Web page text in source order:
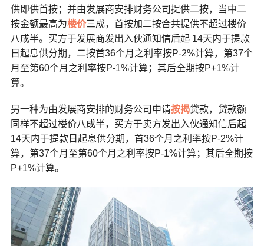
供即供首按；并由发展商安排财务公司提供二按，当中二
按金额最高为楼价三成，首按加二按合共提供不超过楼价
八成半。买方于发展商发出入伙通知信后起 14天内于提款
日起息供分期，二按首36个月之利率按P-2%计算，第37个
月至第60个月之利率按P-1%计算；其后全期按P+1%计
算。
另一种为由发展商安排的财务公司申请按揭贷款，贷款额
同样不超过楼价八成半，买方于卖方发出入伙通知信后起
14天内于提款日起息供分期，首36个月之利率按P-2%计
算，第37个月至第60个月之利率按P-1%计算；其后全期按
P+1%计算。